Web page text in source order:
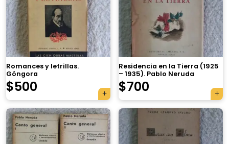
Romances y letrillas.
Góngora
$500
Residencia en la Tierra (1925
– 1935). Pablo Neruda
$700